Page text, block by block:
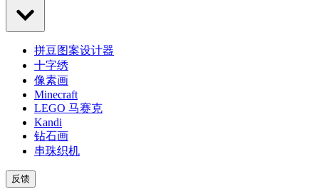
拼豆图案设计器
十字绣
像素画
Minecraft
LEGO 马赛克
Kandi
钻石画
串珠织机
反馈